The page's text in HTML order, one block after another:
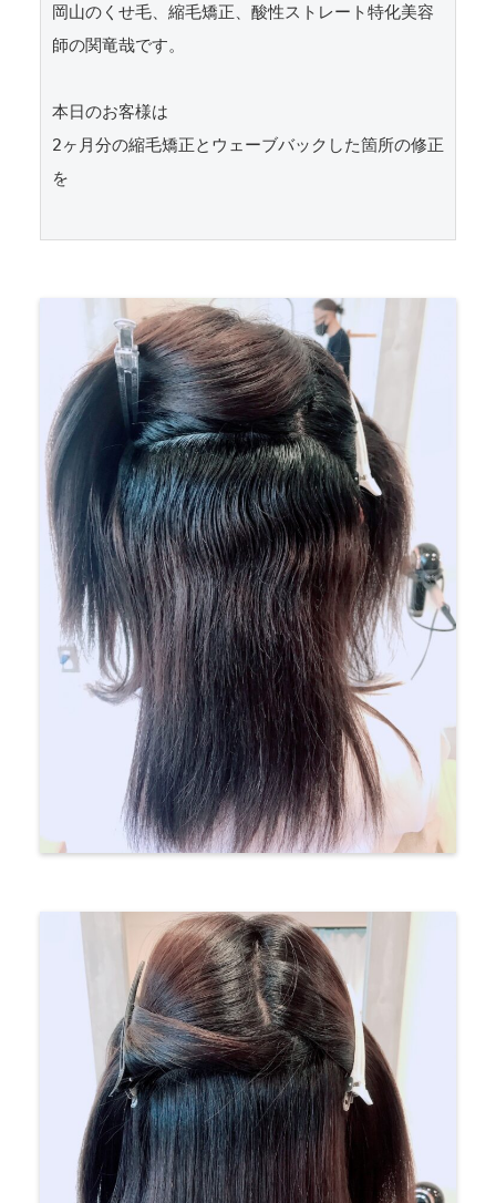
岡山のくせ毛、縮毛矯正、酸性ストレート特化美容
師の関竜哉です。
本日のお客様は
2ヶ月分の縮毛矯正とウェーブバックした箇所の修正
を